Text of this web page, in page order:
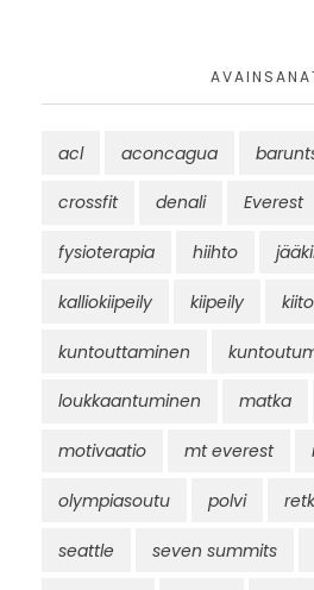
acl aconcagua
crossfit denali Everest
fysioterapia hiihto
kalliokiipeily kiipeily
kuntouttaminen
loukkaantuminen matka
motivaatio mt everest
olympiasoutu polvi
seattle seven summits